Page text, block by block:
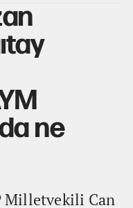
ne
Milletvekili Can